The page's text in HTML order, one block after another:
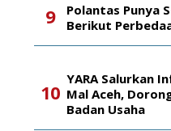
Polantas Punya
Berikut
YARA Salurkan
Mal Aceh,
Badan Usaha